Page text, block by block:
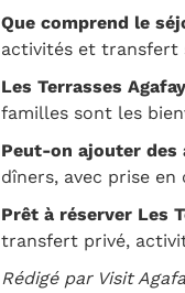
Que comprend le
activités et transfert
Les Terrasses
familles sont les
Peut-on ajouter des
dîners, avec prise
Prêt à réserver Les
transfert privé,
Rédigé par Visit